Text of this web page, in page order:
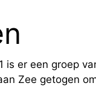
is er een groep
Zee getogen